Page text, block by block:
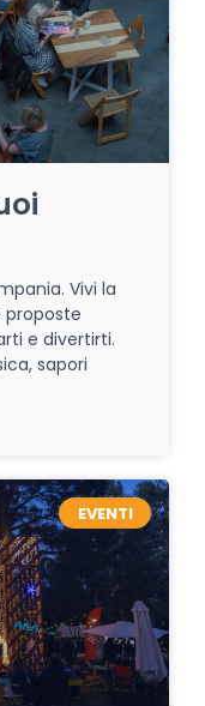
Vivi la
proposte
e divertirti.
sapori
EVENTI